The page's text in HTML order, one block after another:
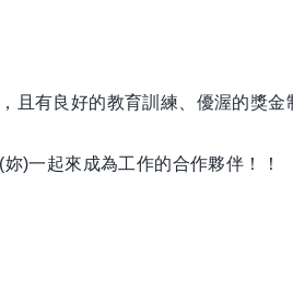
且有良好的教育訓練、優渥的獎
)一起來成為工作的合作夥伴！！